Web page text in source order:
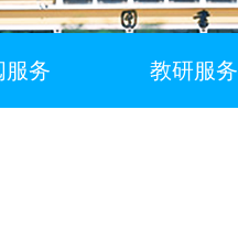
服务 教研服务